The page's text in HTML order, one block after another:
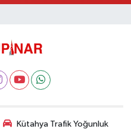
Kütahya Trafik Yoğunluk